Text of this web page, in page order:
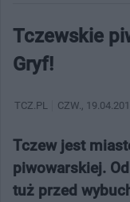
Tczewskie
Gryf!
TCZ.PL CZW. ,
Tczew jest
piwowarskiej.
tuż przed